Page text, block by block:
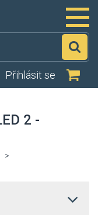
Přihlásit se
2 -
>